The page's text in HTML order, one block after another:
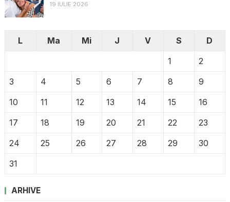
19 IULIE 2026
L Ma Mi J V S
D
1
2
3
4 5 6 7 8
9
10
11 12 13 14 15
16
17
18 19 20 21 22
23
24
25 26 27 28 29
30
31
ARHIVE